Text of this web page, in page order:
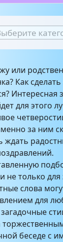
или
Как
Интересная
для этого
за ним
ждать
не только для
слова
для
загадочные
беседе с